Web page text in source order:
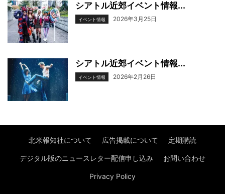
シアトル近郊イベント情報...
イベント情報 2026年3月25日
シアトル近郊イベント情報...
イベント情報 2026年2月26日
北米報知社について 広告掲載について 定期購読
デジタル版のニュースレター配信申し込み お問い合わせ
Privacy Policy